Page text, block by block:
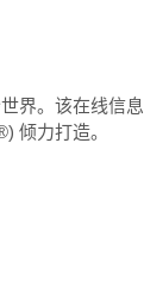
界。该在线信息
倾力打造。